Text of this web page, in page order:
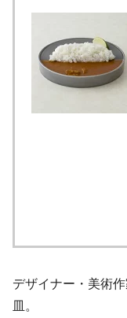
デザイナー・美術
皿。